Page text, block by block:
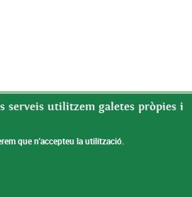
serveis utilitzem galetes pròpies i
que n'accepteu la utilització.